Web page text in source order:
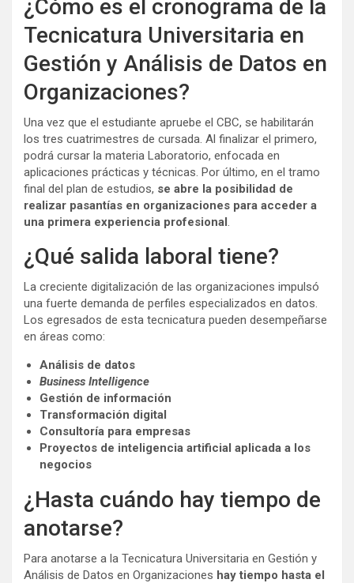
¿Cómo es el cronograma de la
Tecnicatura Universitaria en
Gestión y Análisis de Datos en
Organizaciones?
Una vez que el estudiante apruebe el CBC, se habilitarán
los tres cuatrimestres de cursada. Al finalizar el primero,
podrá cursar la materia Laboratorio, enfocada en
aplicaciones prácticas y técnicas. Por último, en el tramo
final del plan de estudios, se abre la posibilidad de
realizar pasantías en organizaciones para acceder a
una primera experiencia profesional.
¿Qué salida laboral tiene?
La creciente digitalización de las organizaciones impulsó
una fuerte demanda de perfiles especializados en datos.
Los egresados de esta tecnicatura pueden desempeñarse
en áreas como:
Análisis de datos
Business Intelligence
Gestión de información
Transformación digital
Consultoría para empresas
Proyectos de inteligencia artificial aplicada a los
negocios
¿Hasta cuándo hay tiempo de
anotarse?
Para anotarse a la Tecnicatura Universitaria en Gestión y
Análisis de Datos en Organizaciones hay tiempo hasta el